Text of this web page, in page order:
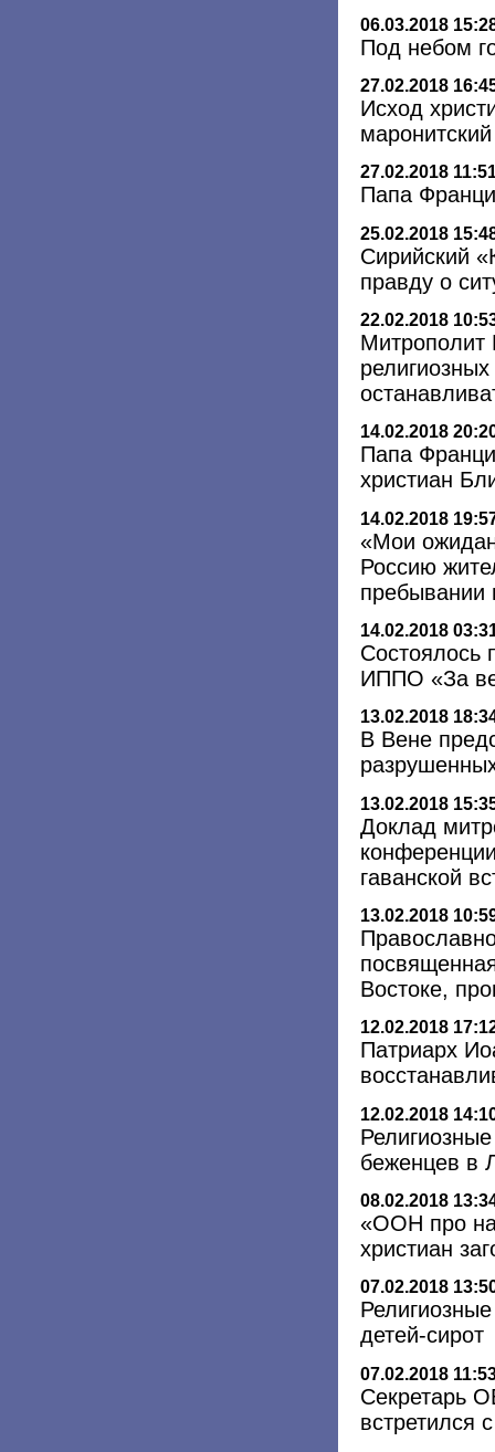
06.03.2018
Под небом
27.02.2018
Исход
27.02.2018
Папа
25.02.2018
Сирийский
правду о
22.02.2018
Митрополит
14.02.2018
Папа
христиан
14.02.2018
«Мои
Россию
пребывании
14.02.2018
Состоялось
ИППО «За
13.02.2018
В Вене
13.02.2018
Доклад
гаванской
13.02.2018
Востоке,
12.02.2018
Патриарх
12.02.2018
беженцев в
08.02.2018
«ООН про
христиан
07.02.2018
детей-сирот
07.02.2018
Секретарь
встретился